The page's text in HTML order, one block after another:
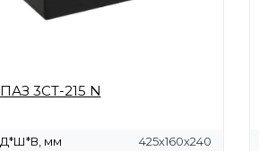
ПАЗ 3СТ-215 N
Д*Ш*В, мм
425х160х240